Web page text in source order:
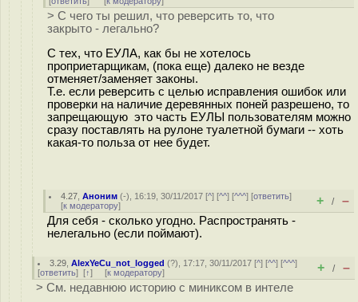
> С чего ты решил, что реверсить то, что
закрыто - легально?
С тех, что ЕУЛА, как бы не хотелось
проприетарщикам, (пока еще) далеко не везде
отменяет/заменяет законы.
Т.е. если реверсить с целью исправления ошибок или
проверки на наличие деревянных поней разрешено, то
запрещающую это часть ЕУЛЫ пользователям можно
сразу поставлять на рулоне туалетной бумаги -- хоть
какая-то польза от нее будет.
4.27 ,Аноним (-), 16:19, 30/11/2017 [^] [^^] [^^^] [ответить]
[к модератору] + / –
Для себя - сколько угодно. Распространять -
нелегально (если поймают).
3.29 ,AlexYeCu_not_logged (?), 17:17, 30/11/2017 [^] [^^] [^^^]
[ответить] [↑] [к модератору] + / –
> См. недавнюю историю с миниксом в интеле